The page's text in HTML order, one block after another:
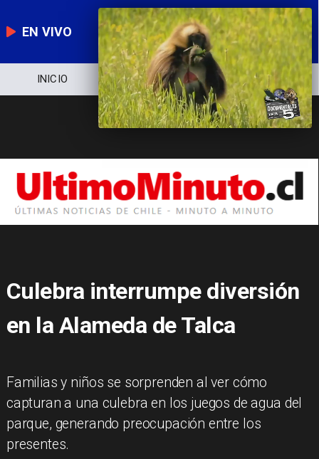
EN VIVO
NOTICIERO POLÍTICA ECONOMÍA
Culebra interrumpe diversión
en la Alameda de Talca
Familias y niños se sorprenden al ver cómo
capturan a una culebra en los juegos de agua del
parque, generando preocupación entre los
presentes.